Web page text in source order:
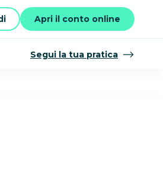
Apri il conto online
Segui la tua pratica